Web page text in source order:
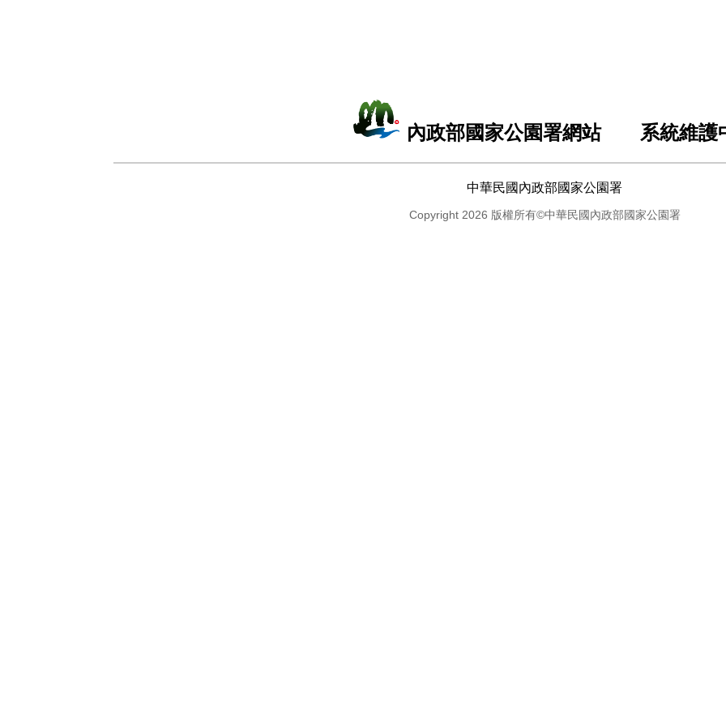
內政部國家公園署網站 系統維護
中華民國內政部國家公園署
Copyright 2026 版權所有©中華民國內政部國家公園署